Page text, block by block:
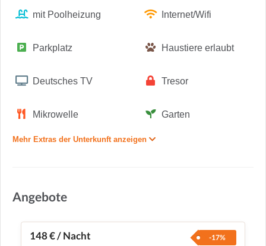
mit Poolheizung Internet/Wifi
Parkplatz Haustiere erlaubt
Deutsches TV Tresor
Mikrowelle Garten
Mehr Extras der Unterkunft anzeigen
Angebote
148 €/ Nacht
-17%